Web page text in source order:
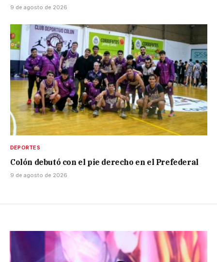
9 de agosto de 2026
DEPORTES
Colón debutó con el pie derecho en el Prefederal
9 de agosto de 2026